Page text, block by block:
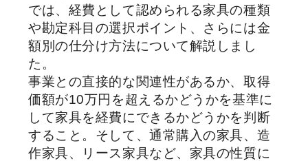
では、経費として認められる家具の種類
や勘定科目の選択ポイント、さらには金
額別の仕分け方法について解説しまし
た。
事業との直接的な関連性があるか、取得
価額が10万円を超えるかどうかを基準に
して家具を経費にできるかどうかを判断
すること。そして、通常購入の家具、造
作家具、リース家具など、家具の性質に